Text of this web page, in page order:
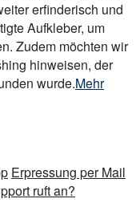
erfinderisch und
Aufkleber, um
Zudem möchten wir
hinweisen, der
wurde.
führt
zu
Mehr
Erpressung per Mail
ruft an?